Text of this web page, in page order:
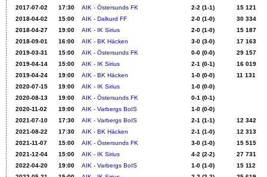
2017-07-02
17:30 AIK - Östersunds FK 2-2 (1-1)
15 121
2018-04-02
15:00 AIK - Dalkurd FF 2-0 (1-0)
30 334
2018-04-27
19:00 AIK - IK Sirius 2-0 (1-0)
15 187
2018-09-01
16:00 AIK - BK Häcken 3-0 (3-0)
17 163
2019-03-31
15:00 AIK - Östersunds FK 0-0 (0-0)
29 157
2019-04-14
15:00 AIK - IK Sirius 2-1 (0-1)
16 019
2019-04-24
19:00 AIK - BK Häcken 1-0 (0-0)
11 131
2020-07-15
19:00 AIK - IK Sirius
1-0 (0-0)
2020-08-13
19:00 AIK - Östersunds FK
0-1 (0-1)
2020-11-02
19:00 AIK - Varbergs BoIS
1-0 (0-0)
2021-07-10
17:30 AIK - Varbergs BoIS 2-1 (1-1)
12 342
2021-08-22
17:30 AIK - BK Häcken 2-1 (1-0)
12 313
2021-11-07
15:00 AIK - Östersunds FK 3-0 (1-0)
15 515
2021-12-04
15:00 AIK - IK Sirius 4-2 (2-2)
27 731
2022-04-20
19:00 AIK - Varbergs BoIS 1-0 (1-0)
15 112